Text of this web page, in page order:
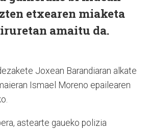
etxearen miaketa
amaitu da.
Joxean Barandiaran alkate
Ismael Moreno epailearen
astearte gaueko polizia